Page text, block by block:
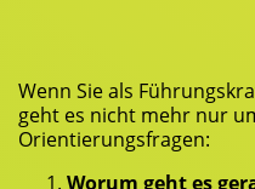
Wenn Sie als
geht es nicht mehr nur
Orientierungsfragen:
Wor­um geht es